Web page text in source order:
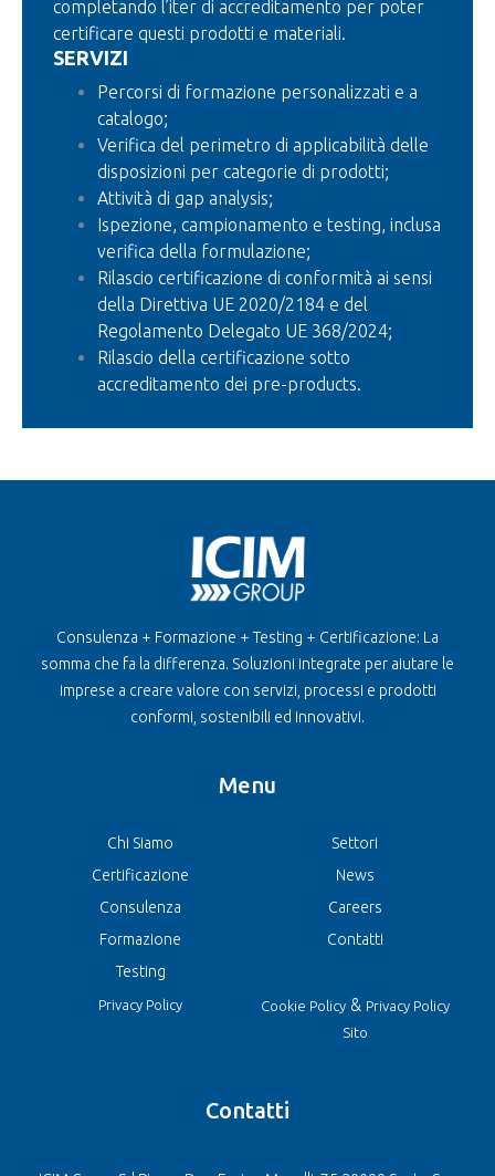
completando l’iter di accreditamento per poter
certificare questi prodotti e materiali.
SERVIZI
Percorsi di formazione personalizzati e a
catalogo;
Verifica del perimetro di applicabilità delle
disposizioni per categorie di prodotti;
Attività di gap analysis;
Ispezione, campionamento e testing, inclusa
verifica della formulazione;
Rilascio certificazione di conformità ai sensi
della Direttiva UE 2020/2184 e del
Regolamento Delegato UE 368/2024;
Rilascio della certificazione sotto
accreditamento dei pre-products.
Consulenza + Formazione + Testing + Certificazione: La
somma che fa la differenza. Soluzioni integrate per aiutare le
imprese a creare valore con servizi, processi e prodotti
conformi, sostenibili ed innovativi.
Menu
Chi Siamo
Certificazione
Consulenza
Formazione
Testing
Privacy Policy
Settori
News
Careers
Contatti
Cookie Policy& Privacy Policy
Sito
Contatti